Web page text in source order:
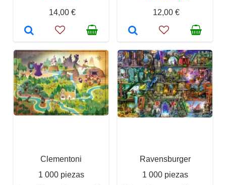
14,00 €
12,00 €
Clementoni
1 000 piezas
Ravensburger
1 000 piezas